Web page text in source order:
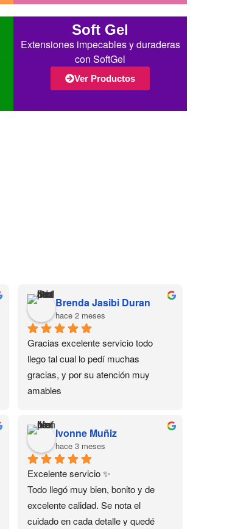
Soft Gel
Extensiones impecables y duraderas
con SoftGel
Ver Productos
Brenda Jasibi Duran
hace 2 meses
Gracias excelente servicio todo
llego tal cual lo pedí muchas
gracias, y por su atención muy
amables
Ivonne Muñiz
hace 3 meses
Excelente servicio ✨
Todo llegó muy bien, bonito y de
excelente calidad. Se nota el
cuidado en cada detalle y quedé